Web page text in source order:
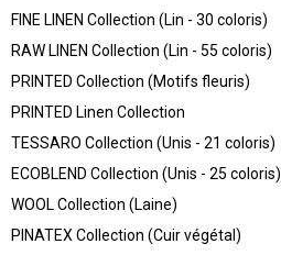
FINE LINEN Collection (Lin - 30 coloris)
RAW LINEN Collection (Lin - 55 coloris)
PRINTED Collection (Motifs fleuris)
PRINTED Linen Collection
TESSARO Collection (Unis - 21 coloris)
ECOBLEND Collection (Unis - 25 coloris)
WOOL Collection (Laine)
PINATEX Collection (Cuir végétal)